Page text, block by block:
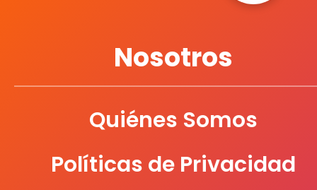
Nosotros
Quiénes Somos
Políticas de Privacidad